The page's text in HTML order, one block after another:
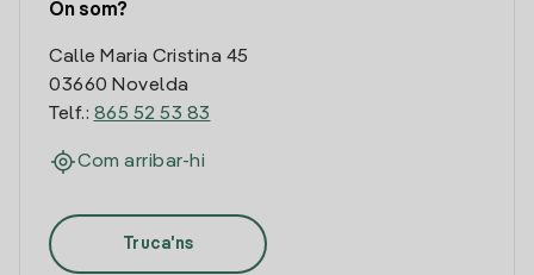
On som?
Calle Maria Cristina 45
03660 Novelda
Telf.: 865 52 53 83
Com arribar-hi
Truca'ns